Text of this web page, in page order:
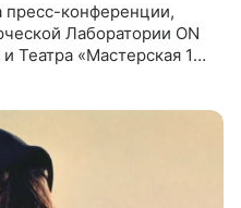
пресс-конференции,
Лаборатории ON
Театра «Мастерская 12